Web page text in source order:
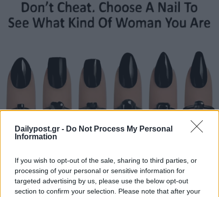
Dailypost.gr - Do Not Process My Personal
Information
If you wish to opt-out of the sale, sharing to third parties, or
processing of your personal or sensitive information for
targeted advertising by us, please use the below opt-out
section to confirm your selection. Please note that after your